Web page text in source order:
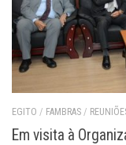
EGITO / FAMBRAS /
Em visita à